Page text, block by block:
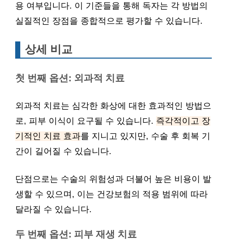
용 여부입니다. 이 기준들을 통해 독자는 각 방법의
실질적인 장점을 종합적으로 평가할 수 있습니다.
상세 비교
첫 번째 옵션: 외과적 치료
외과적 치료는 심각한 화상에 대한 효과적인 방법으
로, 피부 이식이 요구될 수 있습니다. 즉각적이고 장
기적인 치료 효과를 지니고 있지만, 수술 후 회복 기
간이 길어질 수 있습니다.
단점으로는 수술의 위험성과 더불어 높은 비용이 발
생할 수 있으며, 이는 건강보험의 적용 범위에 따라
달라질 수 있습니다.
두 번째 옵션: 피부 재생 치료